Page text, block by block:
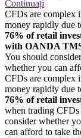
Continuați
CFDs are complex
money rapidly due
76% of retail
with OANDA
You should
whether you can
CFDs are complex
money rapidly due
76% of retail
when trading
consider whether
can afford to take